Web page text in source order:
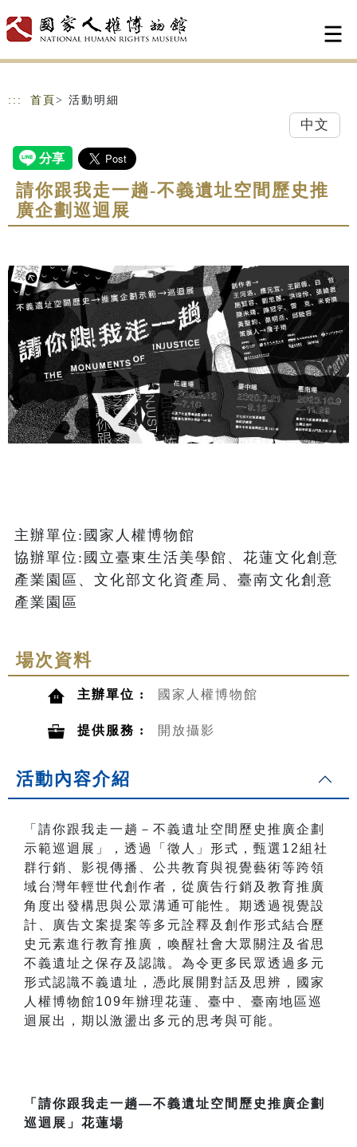
::: 首頁 > 活動明細
中文
請你跟我走一趟-不義遺址空間歷史推
廣企劃巡迴展
主辦單位:國家人權博物館
協辦單位:國立臺東生活美學館、花蓮文化創意
產業園區、文化部文化資產局、臺南文化創意
產業園區
場次資料
主辦單位 : 國家人權博物館
提供服務 : 開放攝影
活動內容介紹
「請你跟我走一趟－不義遺址空間歷史推廣企劃
示範巡迴展」，透過「徵人」形式，甄選12組社
群行銷、影視傳播、公共教育與視覺藝術等跨領
域台灣年輕世代創作者，從廣告行銷及教育推廣
角度出發構思與公眾溝通可能性。期透過視覺設
計、廣告文案提案等多元詮釋及創作形式結合歷
史元素進行教育推廣，喚醒社會大眾關注及省思
不義遺址之保存及認識。為令更多民眾透過多元
形式認識不義遺址，憑此展開對話及思辨，國家
人權博物館109年辦理花蓮、臺中、臺南地區巡
迴展出，期以激盪出多元的思考與可能。
「請你跟我走一趟—不義遺址空間歷史推廣企劃
巡迴展」花蓮場